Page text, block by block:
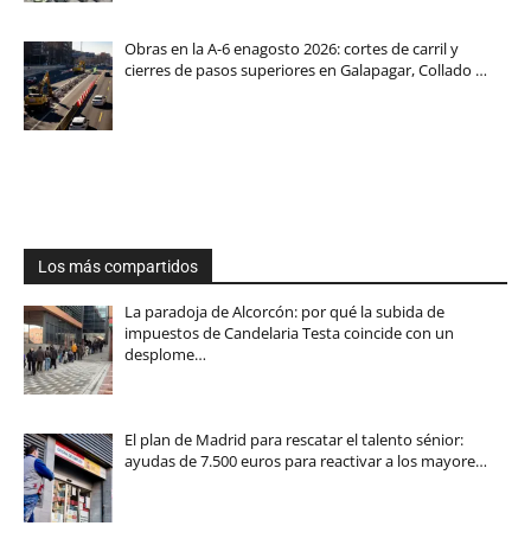
Obras en la A-6 enagosto 2026: cortes de carril y
cierres de pasos superiores en Galapagar, Collado …
Los más compartidos
La paradoja de Alcorcón: por qué la subida de
impuestos de Candelaria Testa coincide con un
desplome…
El plan de Madrid para rescatar el talento sénior:
ayudas de 7.500 euros para reactivar a los mayore…